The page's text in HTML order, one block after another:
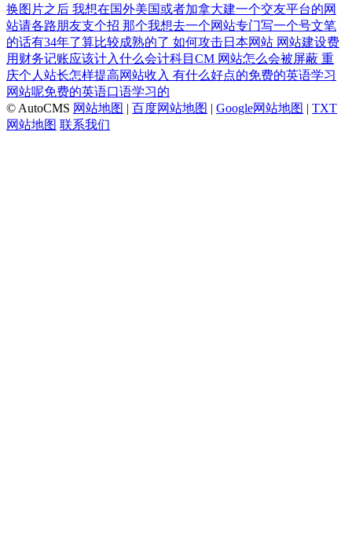
换图片之后 我想在国外美国或者加拿大建一个交友平台的网
站请各路朋友支个招 那个我想去一个网站专门写一个号文笔
的话有34年了算比较成熟的了 如何攻击日本网站 网站建设费
用财务记账应该计入什么会计科目CM 网站怎么会被屏蔽 重
庆个人站长怎样提高网站收入 有什么好点的免费的英语学习
网站呢免费的英语口语学习的
© AutoCMS 网站地图 | 百度网站地图 | Google网站地图 | TXT
网站地图 联系我们